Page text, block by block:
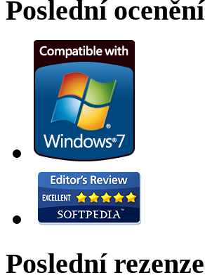
Poslední ocenění
Poslední rezenze